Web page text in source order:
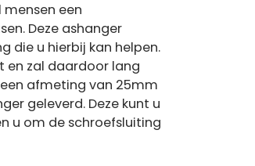
een
Deze ashanger
die u hierbij kan helpen.
en zal daardoor lang
afmeting van 25mm
geleverd. Deze kunt u
u om de schroefsluiting